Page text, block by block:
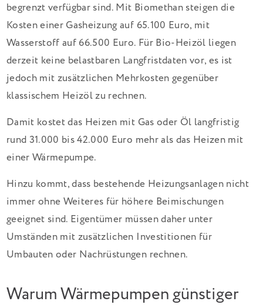
begrenzt verfügbar sind. Mit Biomethan steigen die
Kosten einer Gasheizung auf 65.100 Euro, mit
Wasserstoff auf 66.500 Euro. Für Bio-Heizöl liegen
derzeit keine belastbaren Langfristdaten vor, es ist
jedoch mit zusätzlichen Mehrkosten gegenüber
klassischem Heizöl zu rechnen.
Damit kostet das Heizen mit Gas oder Öl langfristig
rund 31.000 bis 42.000 Euro mehr als das Heizen mit
einer Wärmepumpe.
Hinzu kommt, dass bestehende Heizungsanlagen nicht
immer ohne Weiteres für höhere Beimischungen
geeignet sind. Eigentümer müssen daher unter
Umständen mit zusätzlichen Investitionen für
Umbauten oder Nachrüstungen rechnen.
Warum Wärmepumpen günstiger